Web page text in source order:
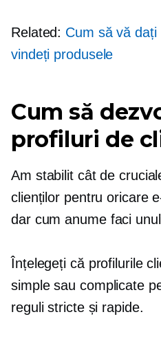
Related: Cum să vă
vindeți produsele
Cum să
profiluri de
Am stabilit cât de
clienților pentru oricare
dar cum anume faci
Înțelegeți că profilurile
simple sau complicate
reguli stricte și rapide.